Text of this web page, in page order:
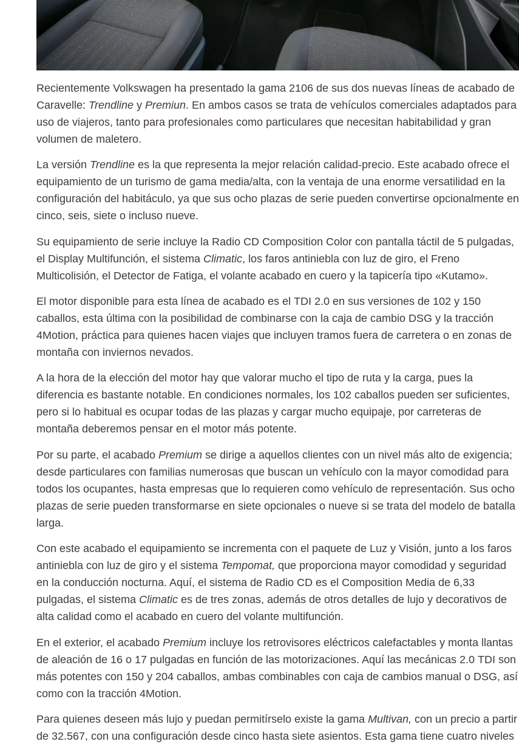
Recientemente Volkswagen ha presentado la gama 2106 de sus dos nuevas líneas de acabado de
Caravelle: Trendline y Premiun. En ambos casos se trata de vehículos comerciales adaptados para
uso de viajeros, tanto para profesionales como particulares que necesitan habitabilidad y gran
volumen de maletero.
La versión Trendline es la que representa la mejor relación calidad-precio. Este acabado ofrece el
equipamiento de un turismo de gama media/alta, con la ventaja de una enorme versatilidad en la
configuración del habitáculo, ya que sus ocho plazas de serie pueden convertirse opcionalmente en
cinco, seis, siete o incluso nueve.
Su equipamiento de serie incluye la Radio CD Composition Color con pantalla táctil de 5 pulgadas,
el Display Multifunción, el sistema Climatic, los faros antiniebla con luz de giro, el Freno
Multicolisión, el Detector de Fatiga, el volante acabado en cuero y la tapicería tipo «Kutamo».
El motor disponible para esta línea de acabado es el TDI 2.0 en sus versiones de 102 y 150
caballos, esta última con la posibilidad de combinarse con la caja de cambio DSG y la tracción
4Motion, práctica para quienes hacen viajes que incluyen tramos fuera de carretera o en zonas de
montaña con inviernos nevados.
A la hora de la elección del motor hay que valorar mucho el tipo de ruta y la carga, pues la
diferencia es bastante notable. En condiciones normales, los 102 caballos pueden ser suficientes,
pero si lo habitual es ocupar todas de las plazas y cargar mucho equipaje, por carreteras de
montaña deberemos pensar en el motor más potente.
Por su parte, el acabado Premium se dirige a aquellos clientes con un nivel más alto de exigencia;
desde particulares con familias numerosas que buscan un vehículo con la mayor comodidad para
todos los ocupantes, hasta empresas que lo requieren como vehículo de representación. Sus ocho
plazas de serie pueden transformarse en siete opcionales o nueve si se trata del modelo de batalla
larga.
Con este acabado el equipamiento se incrementa con el paquete de Luz y Visión, junto a los faros
antiniebla con luz de giro y el sistema Tempomat, que proporciona mayor comodidad y seguridad
en la conducción nocturna. Aquí, el sistema de Radio CD es el Composition Media de 6,33
pulgadas, el sistema Climatic es de tres zonas, además de otros detalles de lujo y decorativos de
alta calidad como el acabado en cuero del volante multifunción.
En el exterior, el acabado Premium incluye los retrovisores eléctricos calefactables y monta llantas
de aleación de 16 o 17 pulgadas en función de las motorizaciones. Aquí las mecánicas 2.0 TDI son
más potentes con 150 y 204 caballos, ambas combinables con caja de cambios manual o DSG, así
como con la tracción 4Motion.
Para quienes deseen más lujo y puedan permitírselo existe la gama Multivan, con un precio a partir
de 32.567, con una configuración desde cinco hasta siete asientos. Esta gama tiene cuatro niveles